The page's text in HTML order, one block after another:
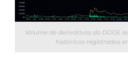
Volume de derivativos do DOGE
históricos registrados